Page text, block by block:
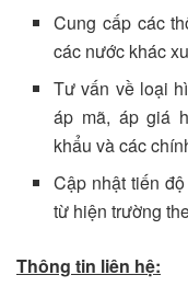
Cung cấp các
các nước khác
Tư vấn về loại
áp mã, áp giá
khẩu và các
Cập nhật tiến
từ hiện trường
Thông tin liên hệ: